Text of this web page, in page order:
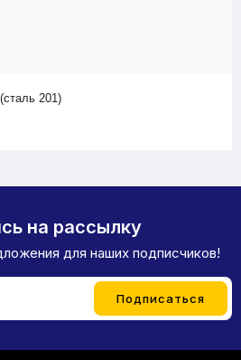
201)
на рассылку
для наших подписчиков!